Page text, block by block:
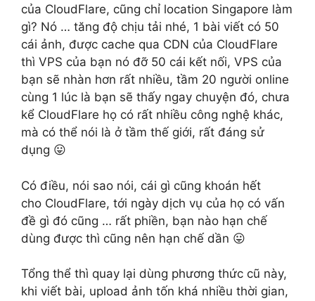
của CloudFlare, cũng chỉ location Singapore làm
gì? Nó … tăng độ chịu tải nhé, 1 bài viết có 50
cái ảnh, được cache qua CDN của CloudFlare
thì VPS của bạn nó đỡ 50 cái kết nối, VPS của
bạn sẽ nhàn hơn rất nhiều, tầm 20 người online
cùng 1 lúc là bạn sẽ thấy ngay chuyện đó, chưa
kể CloudFlare họ có rất nhiều công nghệ khác,
mà có thể nói là ở tầm thế giới, rất đáng sử
dụng 😛
Có điều, nói sao nói, cái gì cũng khoán hết
cho CloudFlare, tới ngày dịch vụ của họ có vấn
đề gì đó cũng … rất phiền, bạn nào hạn chế
dùng được thì cũng nên hạn chế dần 😛
Tổng thể thì quay lại dùng phương thức cũ này,
khi viết bài, upload ảnh tốn khá nhiều thời gian,